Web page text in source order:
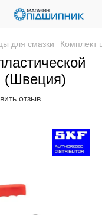
для смазки Комплект
(Швеция)
отзыв